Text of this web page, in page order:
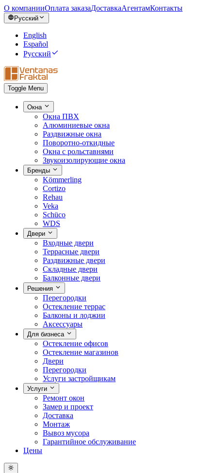
О компанииОплата заказаДоставкаАгентамКонтакты
Русский
English
Español
Русский
Toggle Menu
Окна
Окна ПВХ
Алюминиевые окна
Раздвижные окна
Поворотно-откидные
Окна с рольставнями
Звукоизолирующие окна
Бренды
Kömmerling
Cortizo
Rehau
Veka
Schüco
WDS
Двери
Входные двери
Террасные двери
Раздвижные двери
Складные двери
Балконные двери
Решения
Перегородки
Остекление террас
Балконы и лоджии
Аксессуары
Для бизнеса
Остекление офисов
Остекление магазинов
Двери
Перегородки
Услуги застройщикам
Услуги
Ремонт окон
Замер и проект
Доставка
Монтаж
Вывоз мусора
Гарантийное обслуживание
Цены